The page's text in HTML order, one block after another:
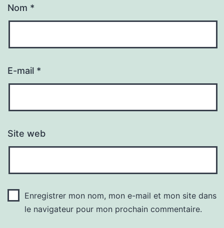
Nom *
E-mail *
Site web
Enregistrer mon nom, mon e-mail et mon site dans
le navigateur pour mon prochain commentaire.